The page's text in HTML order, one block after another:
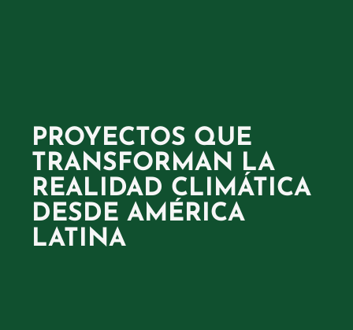
PROYECTOS QUE
TRANSFORMAN LA
REALIDAD CLIMÁTICA
DESDE AMÉRICA
LATINA